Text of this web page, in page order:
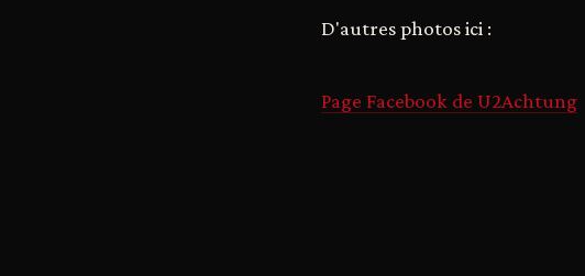
D'autres photos ici :
Page Facebook de U2Achtung